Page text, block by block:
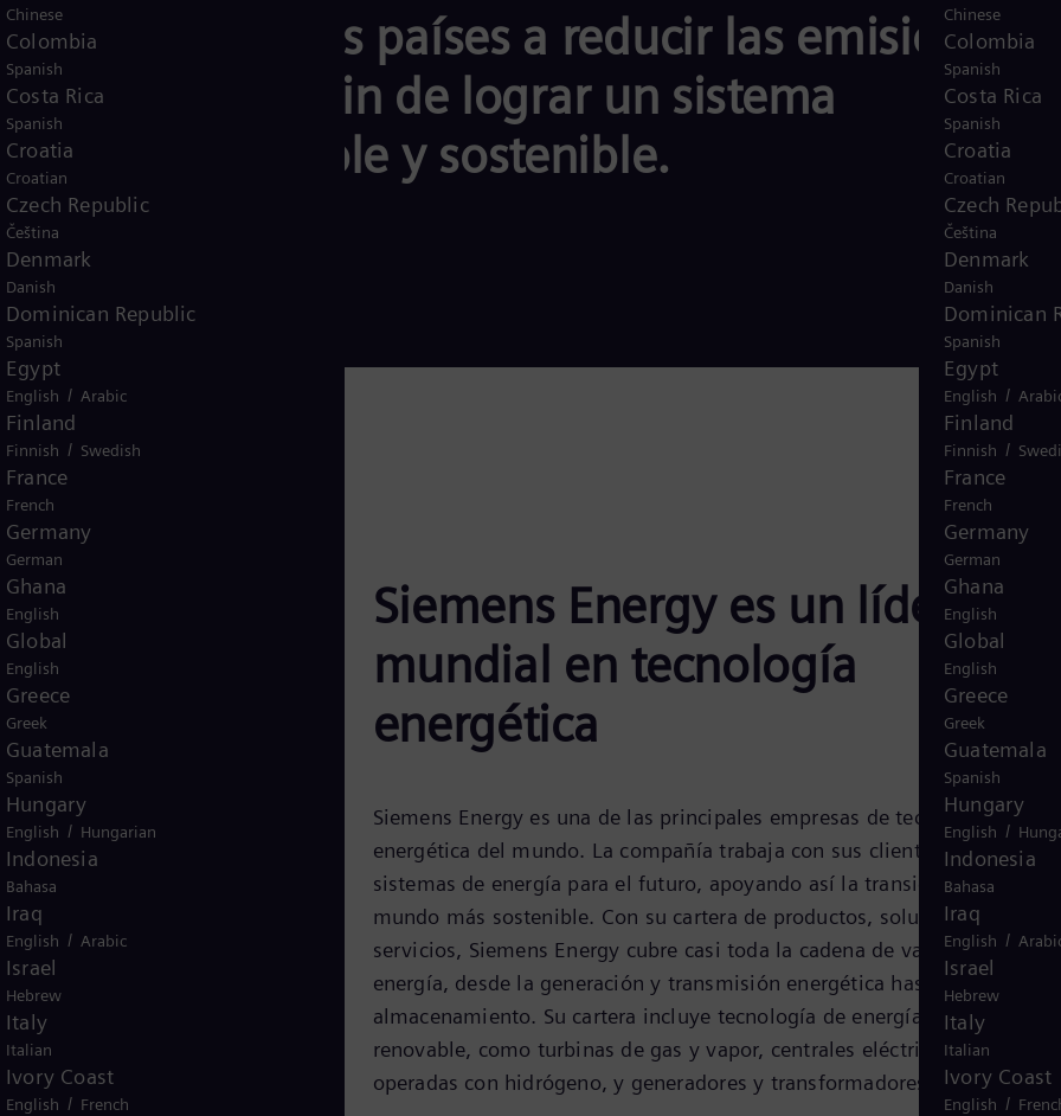
Chinese
Colombia
Spanish
Costa Rica
Spanish
Croatia
Croatian
Czech
Čeština
Denmark
Danish
Dominican
Spanish
Egypt
English /
Finland
Finnish /
France
French
Germany
German
Ghana
English
Global
English
Greece
Greek
Guatemala
Spanish
Hungary
English /
Indonesia
Bahasa
Iraq
English /
Israel
Hebrew
Italy
Italian
Ivory Coast
English /
y a los países a reducir las emisiones
con el fin de lograr un sistema
asequible y sostenible.
Siemens Energy es un líder
mundial en tecnología
energética
Siemens Energy es una de las principales empresas de tecnología
energética del mundo. La compañía trabaja con sus clientes y socios en
sistemas de energía para el futuro, apoyando así la transición hacia un
mundo más sostenible. Con su cartera de productos, soluciones y
servicios, Siemens Energy cubre casi toda la cadena de valor de la
energía, desde la generación y transmisión energética hasta el
almacenamiento. Su cartera incluye tecnología de energía convencional
renovable, como turbinas de gas y vapor, centrales eléctricas híbridas
operadas con hidrógeno, y generadores y transformadores de energía.
Chinese
Colombia
Spanish
Costa Rica
Spanish
Croatia
Croatian
Czech Republic
Čeština
Denmark
Danish
Dominican Republic
Spanish
Egypt
English / Arabic
Finland
Finnish / Swedish
France
French
Germany
German
Ghana
English
Global
English
Greece
Greek
Guatemala
Spanish
Hungary
English / Hungarian
Indonesia
Bahasa
Iraq
English / Arabic
Israel
Hebrew
Italy
Italian
Ivory Coast
English / French